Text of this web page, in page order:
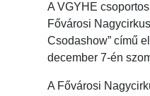
A VGYHE
Fővárosi
Csodashow” című
december 7-én
A Fővárosi